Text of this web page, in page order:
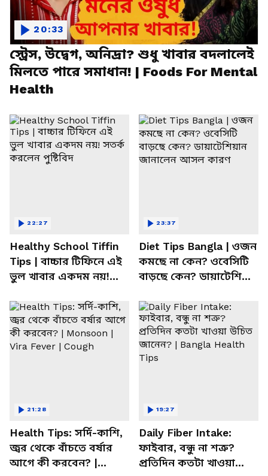
স্ট্রেস, উদ্বেগ, অনিদ্রা? শুধু খাবার বদলালেই
মিলতে পারে সমাধান! | Foods For Mental
Health
20:33
Healthy School Tiffin
Tips | বাচ্চার টিফিনে এই
ভুল খাবার একদম নয়!
22:27
Diet Tips Bangla | ওজন
কমছে না কেন? ওবেসিটি
বাড়ছে কেন? ডায়াটেশিয়ান
23:37
Health Tips: সর্দি-কাশি,
জ্বর থেকে বাঁচতে বর্ষার
আগে কী করবেন? |
21:28
Daily Fiber Intake:
ফাইবার, বন্ধু না শত্রু?
প্রতিদিন কতটা খাওয়া
19:27